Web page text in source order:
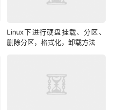
Linux下进行硬盘挂载、分区、
删除分区，格式化，卸载方法